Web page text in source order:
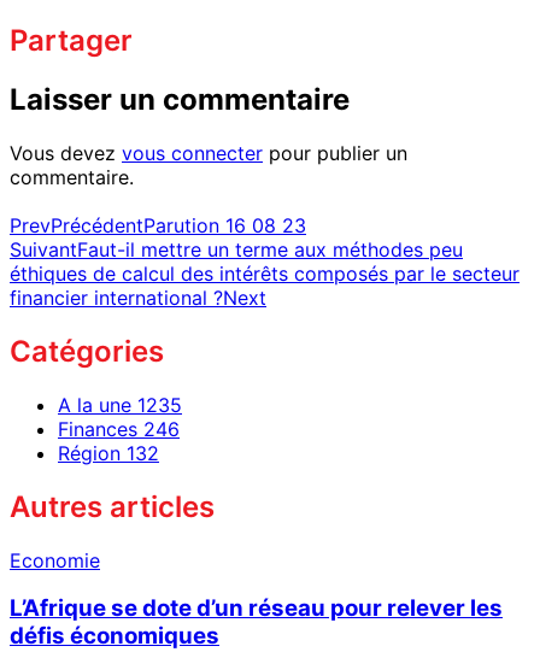
Partager
Laisser un commentaire
Vous devez vous connecter pour publier un
commentaire.
PrevPrécédentParution 16 08 23
SuivantFaut-il mettre un terme aux méthodes peu
éthiques de calcul des intérêts composés par le secteur
financier international ?Next
Catégories
A la une 1235
Finances 246
Région 132
Autres articles
Economie
L’Afrique se dote d’un réseau pour relever les
défis économiques